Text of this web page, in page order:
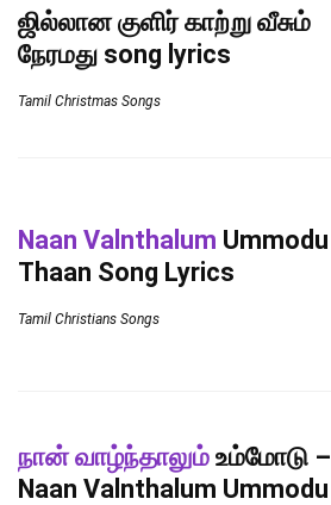
ஜில்லான குளிர் காற்று வீசும்
நேரமது song lyrics
Tamil Christmas Songs
Naan Valnthalum Ummodu
Thaan Song Lyrics
Tamil Christians Songs
நான் வாழ்ந்தாலும் உம்மோடு –
Naan Valnthalum Ummodu